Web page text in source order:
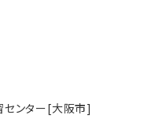
センター[大阪市]